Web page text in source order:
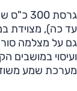
עד כה), מצוידת
ועיסוי במושבים
מערכת שמע